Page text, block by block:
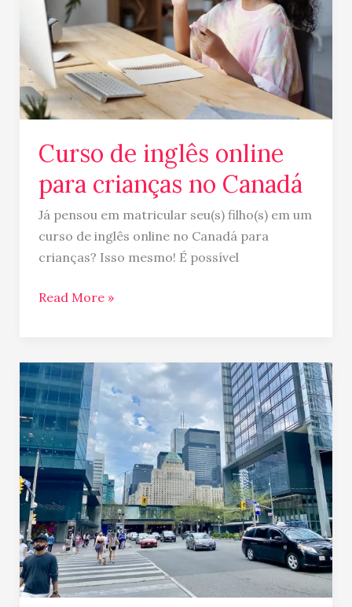
Curso de inglês online
para crianças no Canadá
Já pensou em matricular seu(s) filho(s) em um
curso de inglês online no Canadá para
crianças? Isso mesmo! É possível
para
crianças
no
Canadá
Read More »
Costumes
canadenses
que
eu
adquiri